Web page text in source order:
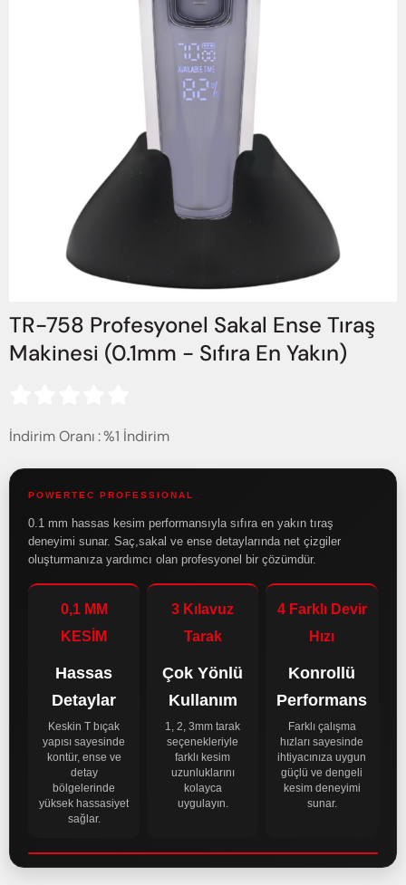
TR-758 Profesyonel Sakal Ense Tıraş
Makinesi (0.1mm - Sıfıra En Yakın)
İndirim Oranı:%1 İndirim
POWERTEC PROFESSIONAL
0.1 mm hassas kesim performansıyla sıfıra en yakın tıraş
deneyimi sunar. Saç,sakal ve ense detaylarında net çizgiler
oluşturmanıza yardımcı olan profesyonel bir çözümdür.
0,1 MM
KESİM
Hassas
Detaylar
Keskin T bıçak
yapısı sayesinde
kontür, ense ve
detay
bölgelerinde
yüksek hassasiyet
sağlar.
3 Kılavuz
Tarak
Çok Yönlü
Kullanım
1, 2, 3mm tarak
seçenekleriyle
farklı kesim
uzunluklarını
kolayca
uygulayın.
4 Farklı Devir
Hızı
Konrollü
Performans
Farklı çalışma
hızları sayesinde
ihtiyacınıza uygun
güçlü ve dengeli
kesim deneyimi
sunar.